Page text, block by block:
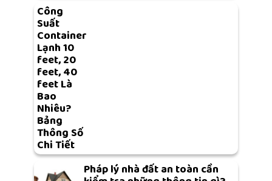
Công
Suất
Container
Lạnh 10
feet, 20
feet, 40
feet Là
Bao
Nhiêu?
Bảng
Thông Số
Chi Tiết
Pháp lý nhà đất an toàn cần